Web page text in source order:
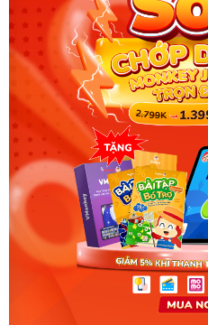
huy được khả năng tiếp nhận
Sưu tầm Internet)